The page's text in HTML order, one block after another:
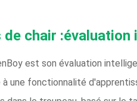
chair
est son évaluation
une fonctionnalité